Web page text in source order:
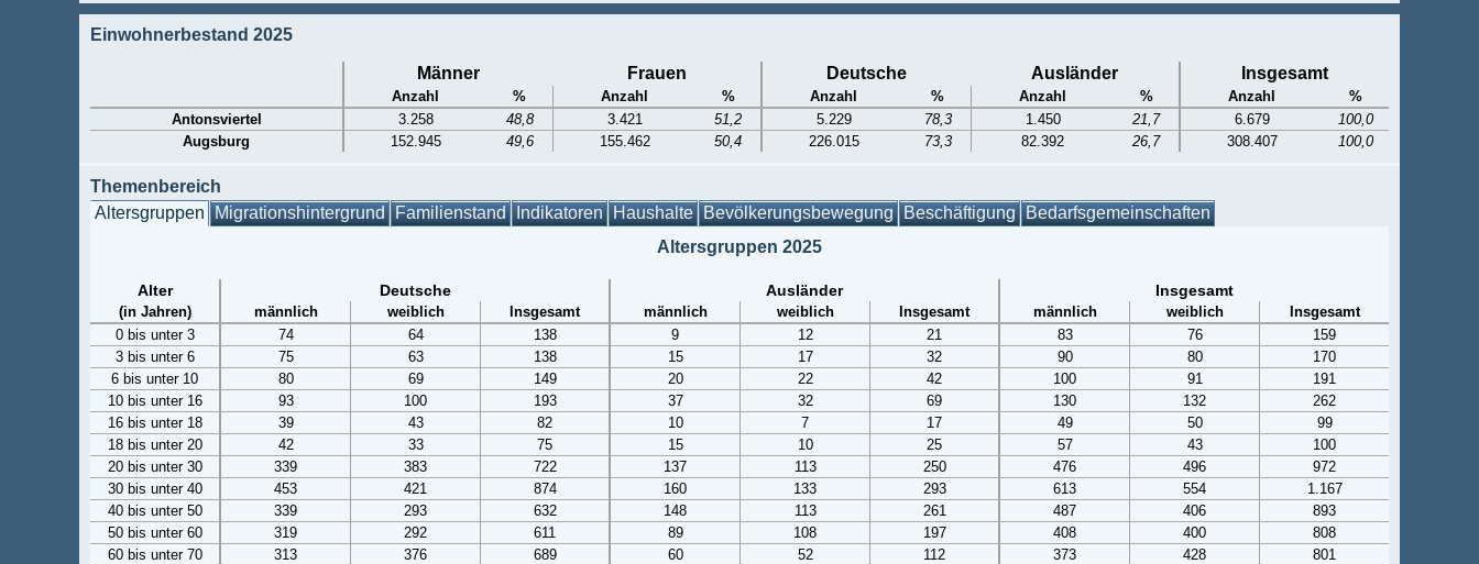
Einwohnerbestand 2025
Männer Frauen Deutsche Ausländer Insgesamt
Anzahl % Anzahl % Anzahl % Anzahl % Anzahl
%
Antonsviertel
3.258 48,8 3.421 51,2 5.229 78,3 1.450 21,7 6.679
100,0
Augsburg
152.945 49,6 155.462 50,4 226.015 73,3 82.392 26,7 308.407 100,0
Themenbereich
Altersgruppen Migrationshintergrund Familienstand Indikatoren Haushalte Bevölkerungsbewegung Beschäftigung Bedarfsgemeinschaften
Altersgruppen 2025
Alter Deutsche Ausländer Insgesamt
(in Jahren) männlich weiblich Insgesamt männlich weiblich Insgesamt männlich weiblich
Insgesamt
0 bis unter 3
74 64 138 9 12 21 83 76
159
3 bis unter 6
75 63 138 15 17 32 90 80
170
6 bis unter 10
80 69 149 20 22 42 100 91
191
10 bis unter 16
93 100 193 37 32 69 130 132
262
16 bis unter 18
39 43 82 10 7 17 49 50
99
18 bis unter 20
42 33 75 15 10 25 57 43
100
20 bis unter 30
339 383 722 137 113 250 476 496
972
30 bis unter 40
453 421 874 160 133 293 613 554
1.167
40 bis unter 50
339 293 632 148 113 261 487 406
893
50 bis unter 60
319 292 611 89 108 197 408 400
808
60 bis unter 70
313 376 689 60 52 112 373 428
801